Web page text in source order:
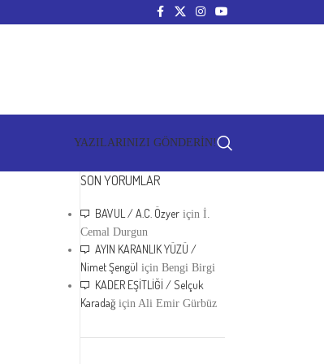
YAZILARINIZI GÖNDERİN!
SON YORUMLAR
BAVUL / A.C. Özyer içinİ.
Cemal Durgun
AYIN KARANLIK YÜZÜ /
Nimet Şengül içinBengi Birgi
KADER EŞİTLİĞİ / Selçuk
Karadağ içinAli Emir Gürbüz